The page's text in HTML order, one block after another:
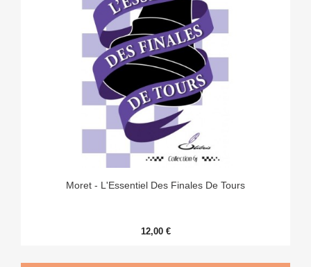
Moret - L'Essentiel Des Finales De Tours
12,00 €